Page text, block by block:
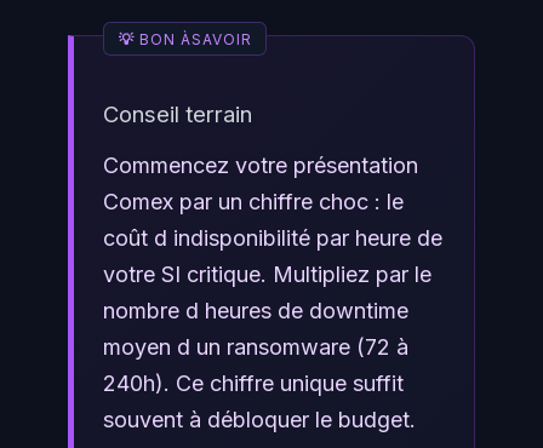
Conseil terrain
Commencez votre présentation
Comex par un chiffre choc : le
coût d indisponibilité par heure de
votre SI critique. Multipliez par le
nombre d heures de downtime
moyen d un ransomware (72 à
240h). Ce chiffre unique suffit
souvent à débloquer le budget.